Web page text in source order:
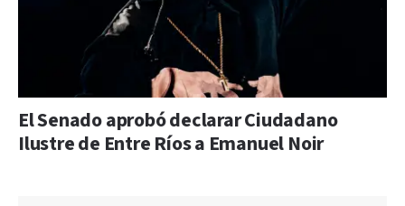
El Senado aprobó declarar Ciudadano
Ilustre de Entre Ríos a Emanuel Noir